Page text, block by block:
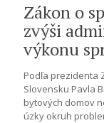
Zákon o
zvýši
výkonu
Podľa prezidenta
Slovensku Pavla
bytových domov
úzky okruh